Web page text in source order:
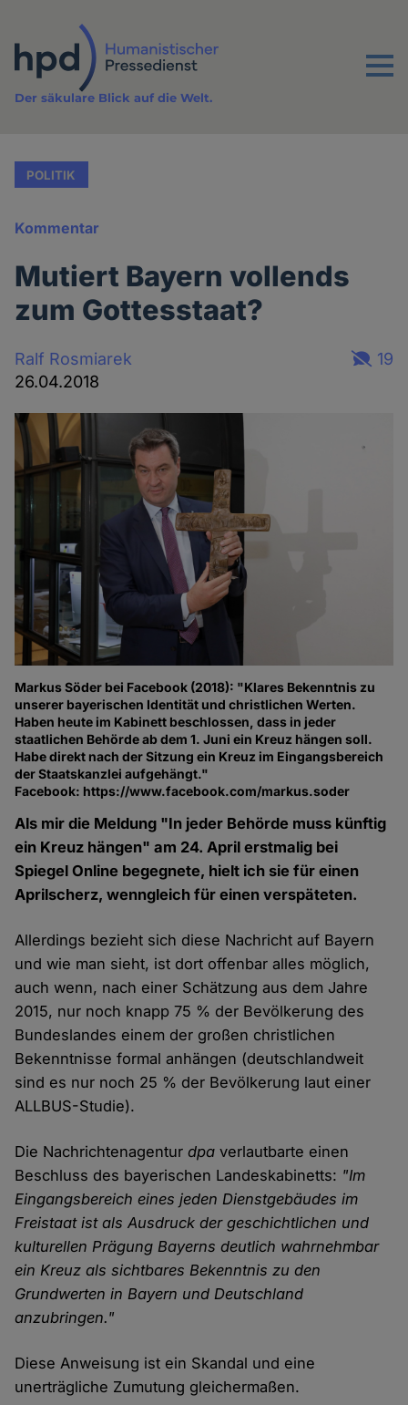
Inhalt
Menu
Der säkulare Blick auf die Welt.
POLITIK
Kommentar
Mutiert Bayern vollends
zum Gottesstaat?
Ralf Rosmiarek
26.04.2018
19
Markus Söder bei Facebook (2018): "Klares Bekenntnis zu
unserer bayerischen Identität und christlichen Werten.
Haben heute im Kabinett beschlossen, dass in jeder
staatlichen Behörde ab dem 1. Juni ein Kreuz hängen soll.
Habe direkt nach der Sitzung ein Kreuz im Eingangsbereich
der Staatskanzlei aufgehängt."
Facebook: https://www.facebook.com/markus.soder
Als mir die Meldung "In jeder Behörde muss künftig
ein Kreuz hängen" am 24. April erstmalig bei
Spiegel Online begegnete, hielt ich sie für einen
Aprilscherz, wenngleich für einen verspäteten.
Allerdings bezieht sich diese Nachricht auf Bayern
und wie man sieht, ist dort offenbar alles möglich,
auch wenn, nach einer Schätzung aus dem Jahre
2015, nur noch knapp 75 % der Bevölkerung des
Bundeslandes einem der großen christlichen
Bekenntnisse formal anhängen (deutschlandweit
sind es nur noch 25 % der Bevölkerung laut einer
ALLBUS-Studie).
Die Nachrichtenagenturdpa verlautbarte einen
Beschluss des bayerischen Landeskabinetts: "Im
Eingangsbereich eines jeden Dienstgebäudes im
Freistaat ist als Ausdruck der geschichtlichen und
kulturellen Prägung Bayerns deutlich wahrnehmbar
ein Kreuz als sichtbares Bekenntnis zu den
Grundwerten in Bayern und Deutschland
anzubringen."
Diese Anweisung ist ein Skandal und eine
unerträgliche Zumutung gleichermaßen.